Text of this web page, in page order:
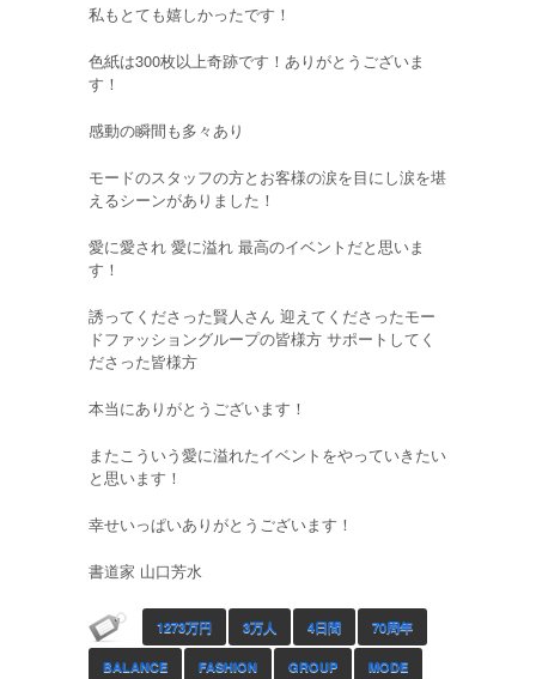
私もとても嬉しかったです！
色紙は300枚以上奇跡です！ありがとうございま
す！
感動の瞬間も多々あり
モードのスタッフの方とお客様の涙を目にし涙を堪
えるシーンがありました！
愛に愛され 愛に溢れ 最高のイベントだと思いま
す！
誘ってくださった賢人さん 迎えてくださったモー
ドファッショングループの皆様方 サポートしてく
ださった皆様方
本当にありがとうございます！
またこういう愛に溢れたイベントをやっていきたい
と思います！
幸せいっぱいありがとうございます！
書道家 山口芳水
1273万円 3万人 4日間 70周年
BALANCE FASHION GROUP MODE